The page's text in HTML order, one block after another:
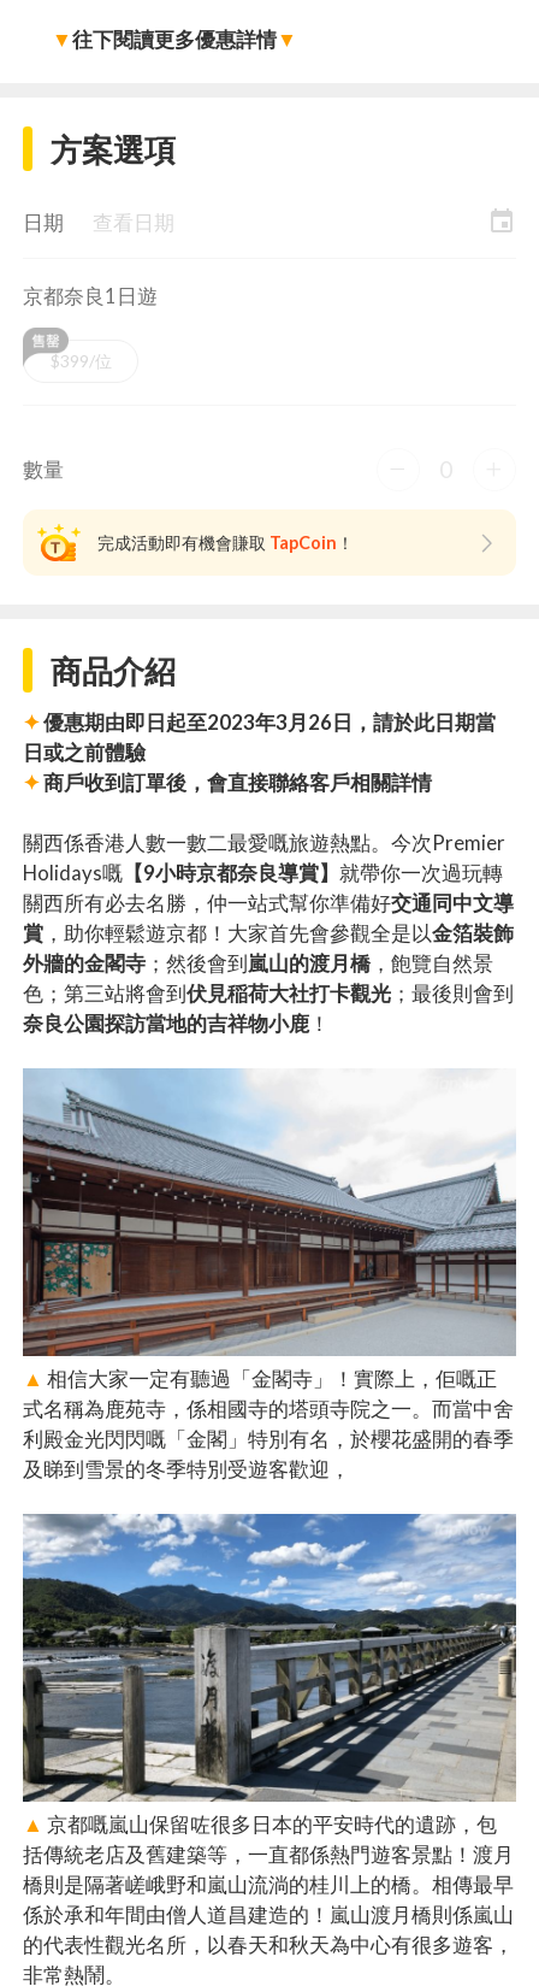
▼往下閱讀更多優惠詳情▼
方案選項
日期 查看日期 event
京都奈良1日遊
$399/位
數量 0
完成活動即有機會賺取 TapCoin ！
商品介紹
✦優惠期由即日起至2023年3月26日，請於此日期當
日或之前體驗
✦商戶收到訂單後，會直接聯絡客戶相關詳情
關西係香港人數一數二最愛嘅旅遊熱點。今次Premier
Holidays嘅 【9小時京都奈良導賞】 就帶你一次過玩轉
關西所有必去名勝，仲一站式幫你準備好交通同中文導
賞 ，助你輕鬆遊京都！大家首先會參觀全是以金箔裝飾
外牆的金閣寺 ；然後會到嵐山的渡月橋，飽覽自然景
色；第三站將會到伏見稲荷大社打卡觀光 ；最後則會到
奈良公園探訪當地的吉祥物小鹿 ！
▲ 相信大家一定有聽過「金閣寺」！實際上，佢嘅正
式名稱為鹿苑寺，係相國寺的塔頭寺院之一。而當中舍
利殿金光閃閃嘅「金閣」特別有名，於櫻花盛開的春季
及睇到雪景的冬季特別受遊客歡迎，
▲ 京都嘅嵐山保留咗很多日本的平安時代的遺跡，包
括傳統老店及舊建築等，一直都係熱門遊客景點！渡月
橋則是隔著嵯峨野和嵐山流淌的桂川上的橋。相傳最早
係於承和年間由僧人道昌建造的！嵐山渡月橋則係嵐山
的代表性觀光名所，以春天和秋天為中心有很多遊客，
非常熱鬧。